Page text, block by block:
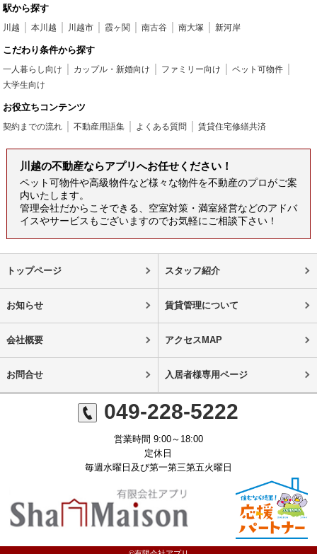
駅から探す
川越 本川越 川越市 霞ヶ関 南古谷 南大塚 新河岸
こだわり条件から探す
一人暮らし向け カップル・新婚向け ファミリー向け
ペット可物件
大学生向け
お役立ちコンテンツ
契約までの流れ 不動産用語集 よくある質問 賃貸住宅修繕共済
川越の不動産ならアプリへお任せください！
ペット可物件や高級物件など様々な物件を不動産のプロがご案
内いたします。
管理会社だからこそできる、空室対策・満室経営などのアドバ
イスやサービスもございますのでお気軽にご相談下さい！
トップページ スタッフ紹介
お知らせ 賃貸管理について
会社概要 アクセスMAP
お問合せ 入居者様専用ページ
049-228-5222
営業時間 9:00～18:00
定休日
毎週水曜日及び第一第三第五火曜日